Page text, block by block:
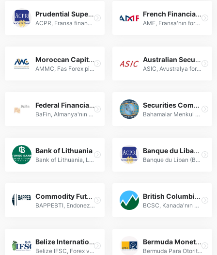
Prudential Supervision and Resolution Authority (ACPR)
ACPR, Fransa finansal piyasalarını denetleyen, Forex işlemleri ve finansal kuruluşların uyumluluğunu sağlayan düzenleyici otoritedir.
French Financial Markets Authority (AMF)
AMF, Fransa'nın forex piyasalarını denetleyen ve yatırımcı haklarını koruyan finansal düzenleyici kurumdur. Forex işlemleri ve düzenlemeleri hakkında kapsamlı rehberlik sunar.
Moroccan Capital Market Authority (AMMC)
AMMC, Fas Forex piyasalarını düzenleyen ve denetleyen kurum olarak aracı kurumlar ile yatırımcılar için piyasa güvenliği ile şeffaflık sağlar.
Australian Securities and Investments Commission (ASIC)
ASIC, Avustralya forex piyasalarını denetleyen ve finansal hizmetlerde düzenleyici standartları belirleyen bağımsız kuruluştur.
Federal Financial Supervisory Authority (BaFin)
BaFin, Almanya'nın finans piyasalarını denetleyen bağımsız kurum; Forex işlemlerinde güvenlik, şeffaflık ve yatırımcı haklarını uluslararası standartlarda düzenler.
Securities Commission of The Bahamas (SCB)
Bahamalar Menkul Kıymetler Komisyonu (SCB), Forex piyasasını düzenleyen, yatırımcı koruması ve finansal uyumluluk sağlayan bağımsız düzenleyici otoritedir.
Bank of Lithuania
Bank of Lithuania, Litvanya'nın merkez bankası ve finansal denetim kurumudur. Forex düzenlemeleri ve finansal istikrarı sağlar.
Banque du Liban (BDL)
Banque du Liban (BDL), Lübnan'ın merkez bankası olarak Forex düzenlemeleri, para politikaları ve finansal istikrarı yöneten yetkili kurumdur.
Commodity Futures Trading Regulatory Agency (BAPPEBTI)
BAPPEBTI, Endonezya'da emtia vadeli işlemler ve Forex piyasalarını denetleyen, yasal uyumluluğu sağlayan düzenleyici kurum.
British Columbia Securities Commission (BCSC)
BCSC, Kanada'nın Britanya Kolumbiyası eyaletinde forex piyasalarını denetleyen ve yatırımcı korumasını sağlayan düzenleyici finansal otoritedir.
Belize International Financial Services Commission (IFSC)
Belize IFSC, Forex ve finansal hizmetlerde lisanslama, denetim ve küresel yatırımcı güvenilirliği için yetkili düzenleyici kurumdur.
Bermuda Monetary Authority (BMA)
Bermuda Para Otoritesi (BMA), Forex, sigorta ve dijital varlık piyasalarını düzenleyen bağımsız finansal denetim kurumudur. [1](@ref) [6](@ref) [9](@ref)